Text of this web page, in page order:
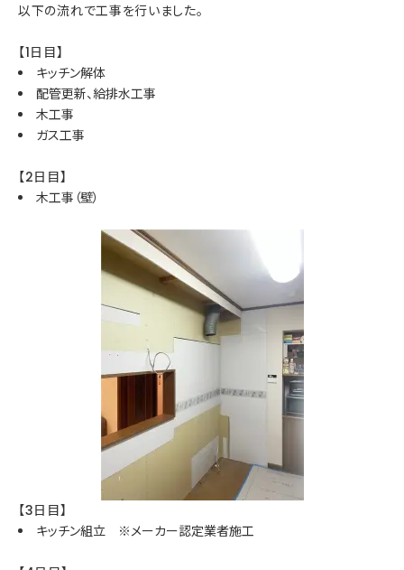
以下の流れで工事を行いました。
【1日目】
キッチン解体
配管更新、給排水工事
木工事
ガス工事
【2日目】
木工事（壁）
【3日目】
キッチン組立 ※メーカー認定業者施工